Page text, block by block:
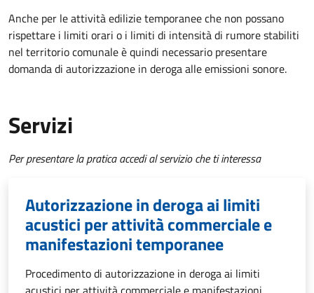
Anche per le attività edilizie temporanee che non possano
rispettare i limiti orari o i limiti di intensità di rumore stabiliti
nel territorio comunale è quindi necessario presentare
domanda di autorizzazione in deroga alle emissioni sonore.
Servizi
Per presentare la pratica accedi al servizio che ti interessa
Autorizzazione in deroga ai limiti
acustici per attività commerciale e
manifestazioni temporanee
Procedimento di autorizzazione in deroga ai limiti